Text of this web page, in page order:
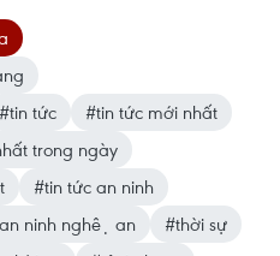
#tin tức
#tin tức mới nhất
trong ngày
#tin tức an ninh
ninh nghệ an
#thời sự